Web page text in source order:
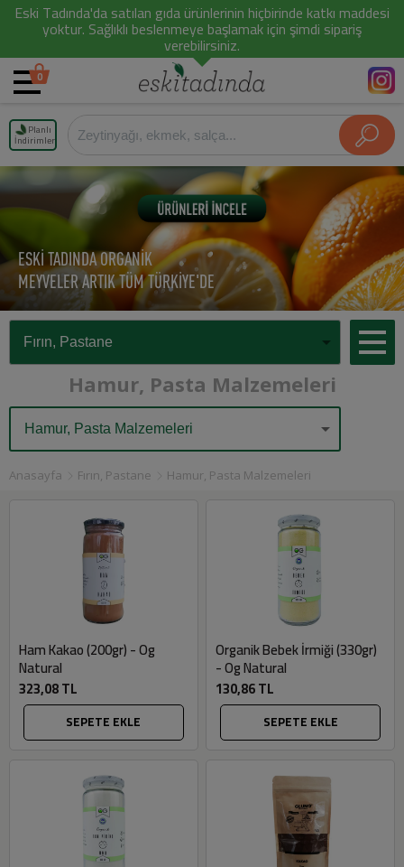
Eski Tadında'da satılan gıda ürünlerinin hiçbirinde katkı maddesi
yoktur. Sağlıklı beslenmeye başlamak için şimdi sipariş
verebilirsiniz.
0
Planlı
İndirimler
ESKİ TADINDA ORGANİK
MEYVELER ARTIK TÜM TÜRKİYE'DE
Hamur, Pasta Malzemeleri
Anasayfa Fırın, Pastane Hamur, Pasta Malzemeleri
Ham Kakao (200gr) - Og
Natural
323,08 TL
SEPETE EKLE
Organik Bebek İrmiği (330gr)
- Og Natural
130,86 TL
SEPETE EKLE